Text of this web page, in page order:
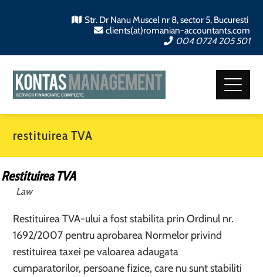
Str. Dr Nanu Muscel nr 8, sector 5, Bucuresti
clients(at)romanian-accountants.com
004 0724 205 501
restituirea TVA
Restituirea TVA
Law
Restituirea TVA-ului a fost stabilita prin Ordinul nr.
1692/2007 pentru aprobarea Normelor privind
restituirea taxei pe valoarea adaugata
cumparatorilor, persoane fizice, care nu sunt stabiliti